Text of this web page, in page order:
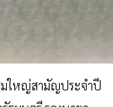
มใหญ่สามัญประจำปี